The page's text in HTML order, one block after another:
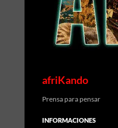
afriKando
Prensa para pensar
INFORMACIONES